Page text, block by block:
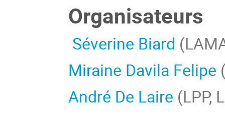
Organisateurs
Séverine Biard
Miraine Davila Felipe
André De Laire (LPP,